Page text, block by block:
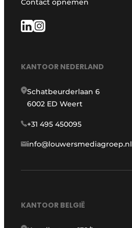
Keukens
Renovatie
Toegangscontrole
Veiligheid & Opleiding
Contact opnemen
KANTOOR NEDERLAND
Schatbeurderlaan 6
6002 ED Weert
+31 495 450095
info@louwersmediagroep.nl
KANTOOR BELGIË